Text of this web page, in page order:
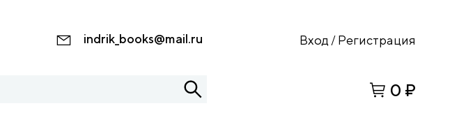
indrik_books@mail.ru Вход / Регистрация
0 ₽